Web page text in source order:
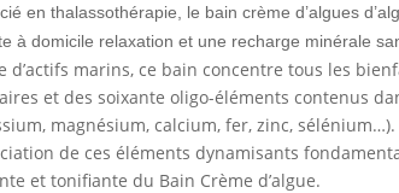
en thalassothérapie, le bain crème d’algues
à domicile relaxation et une recharge minérale
d’actifs marins, ce bain concentre tous les
et des soixante oligo-éléments contenus
magnésium, calcium, fer, zinc, sélénium…).
de ces éléments dynamisants
et tonifiante du Bain Crème d’algue.